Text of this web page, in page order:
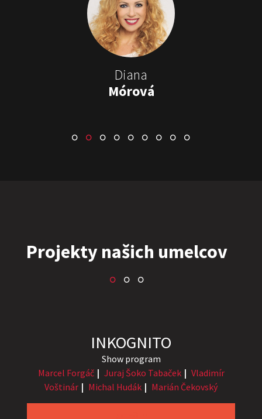
Diana
Mórová
Stand-up & Juraj „ŠOKO”
Tabaček
Show program StandupShow
Juraj Šoko Tabaček
INKOGNITO
Show program
Marcel Forgáč
Juraj Šoko Tabaček
Vladimír
Voštinár
Michal Hudák Marián Čekovský
Projekty našich umelcov